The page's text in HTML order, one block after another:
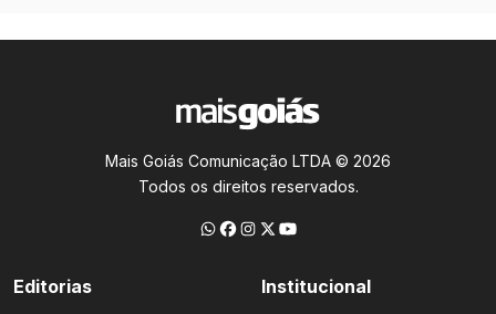
Mais Goiás Comunicação LTDA © 2026
Todos os direitos reservados.
Editorias Institucional